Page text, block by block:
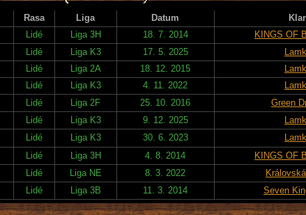
Rasa Liga Datum
Lidé Liga 3H 18. 7. 2014
KINGS OF
Lidé Liga K3 17. 5. 2025
Lidé Liga 2A 18. 12. 2015
Lidé Liga K3 4. 11. 2022
Lidé Liga 2F 25. 10. 2016
Green
Lidé Liga K3 9. 12. 2025
Lidé Liga K3 30. 6. 2023
Lidé Liga 3H 4. 8. 2014
KINGS OF
Lidé Liga NE 8. 3. 2022
Lidé Liga 3B 11. 3. 2014 Seven